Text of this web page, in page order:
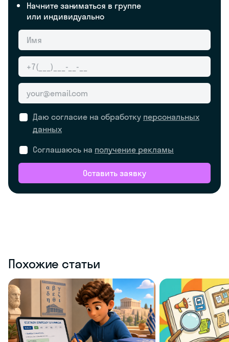
Начните заниматься в группе
или индивидуально
Даю согласие на обработку персональных
данных
Соглашаюсь на получение рекламы
Оставить заявку
Похожие статьи